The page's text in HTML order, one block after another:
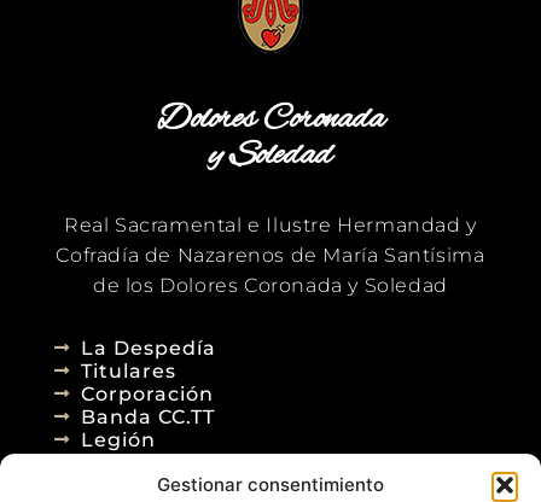
Gestionar consentimiento
Dolores Coronada
y Soledad
Real Sacramental e Ilustre Hermandad y
Cofradía de Nazarenos de María Santísima
de los Dolores Coronada y Soledad
La Despedía
Titulares
Corporación
Banda CC.TT
Legión